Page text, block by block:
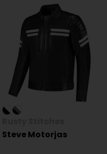
Steve Motorjas